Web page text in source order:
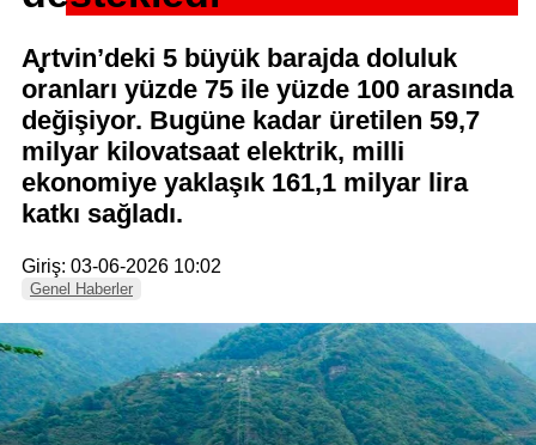
KÜNYE
Artvin’deki 5 büyük barajda doluluk
oranları yüzde 75 ile yüzde 100 arasında
değişiyor. Bugüne kadar üretilen 59,7
milyar kilovatsaat elektrik, milli
ekonomiye yaklaşık 161,1 milyar lira
katkı sağladı.
Giriş: 03-06-2026 10:02
Genel Haberler